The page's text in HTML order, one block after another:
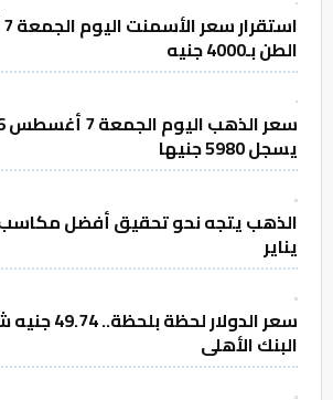
الطن بـ4000 جنيه
يسجل 5980 جنيها
الذهب يتجه نحو تحقيق أفضل
يناير
سعر الدولار
البنك الأهلى